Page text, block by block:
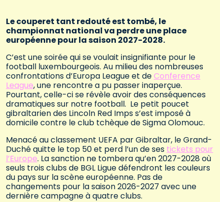
Le couperet tant redouté est tombé, le
championnat national va perdre une place
européenne pour la saison 2027-2028.
C’est une soirée qui se voulait insignifiante pour le
football luxembourgeois. Au milieu des nombreuses
confrontations d’Europa League et deConference
League, une rencontre a pu passer inaperçue.
Pourtant, celle-ci se révèle avoir des conséquences
dramatiques sur notre football. Le petit poucet
gibraltarien des Lincoln Red Imps s’est imposé à
domicile contre le club tchèque de Sigma Olomouc.
Menacé au classement UEFA par Gibraltar, le Grand-
Duché quitte le top 50 et perd l’un de ses tickets pour
l’Europe. La sanction ne tombera qu’en 2027-2028 où
seuls trois clubs de BGL Ligue défendront les couleurs
du pays sur la scène européenne. Pas de
changements pour la saison 2026-2027 avec une
dernière campagne à quatre clubs.